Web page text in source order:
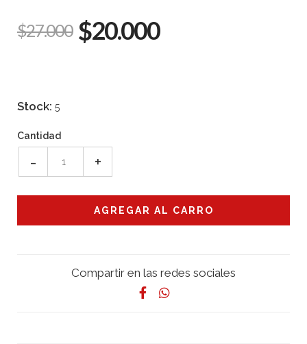
$27.000 $20.000
Stock: 5
Cantidad
- +
Compartir en las redes sociales